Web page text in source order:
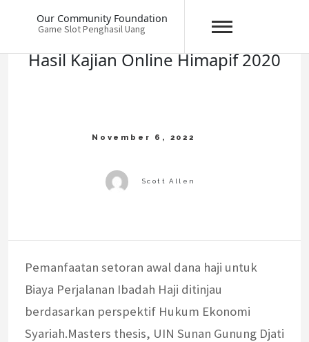
Our Community Foundation
Game Slot Penghasil Uang
Hasil Kajian Online Himapif 2020
Pemanfaatan setoran awal dana haji untuk
Biaya Perjalanan Ibadah Haji ditinjau
berdasarkan perspektif Hukum Ekonomi
Syariah.Masters thesis, UIN Sunan Gunung Djati